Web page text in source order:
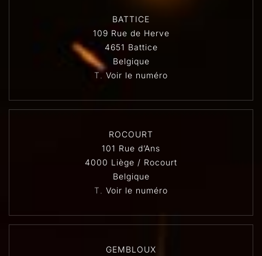
BATTICE
109 Rue de Herve
4651 Battice
Belgique
T. Voir le numéro
ROCOURT
101 Rue d’Ans
4000 Liège / Rocourt
Belgique
T. Voir le numéro
GEMBLOUX